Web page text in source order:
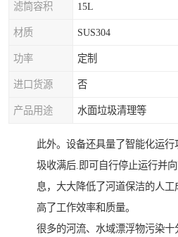
滤筒容积 15L
材质 SUS304
功率 定制
进口货源 否
产品用途 水面垃圾清理等
此外。设备还具量了智能化运
圾收满后.即可自行停止运行并
息，大大降低了河道保洁的人
高了工作效率和质量。
很多的河流、水域漂浮物污染